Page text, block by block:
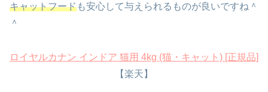
キャットフードも安心して与えられるものが良いですね＾
＾
ロイヤルカナン インドア 猫用 4kg (猫・キャット) [正規品]
【楽天】